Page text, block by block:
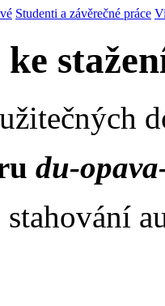
Studenti a závěrečné práce
du-
stahování